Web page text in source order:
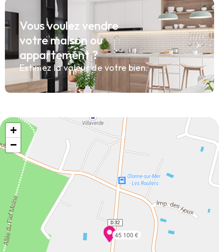
Vous voulez vendre
votre maison ou
appartement ?
Estimez la valeur de votre bien.
45 100 €
+
−